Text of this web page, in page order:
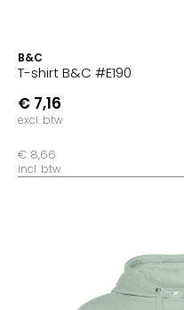
B&C
T-shirt B&C #E190
€ 7,16
excl. btw
€ 8,66
incl. btw